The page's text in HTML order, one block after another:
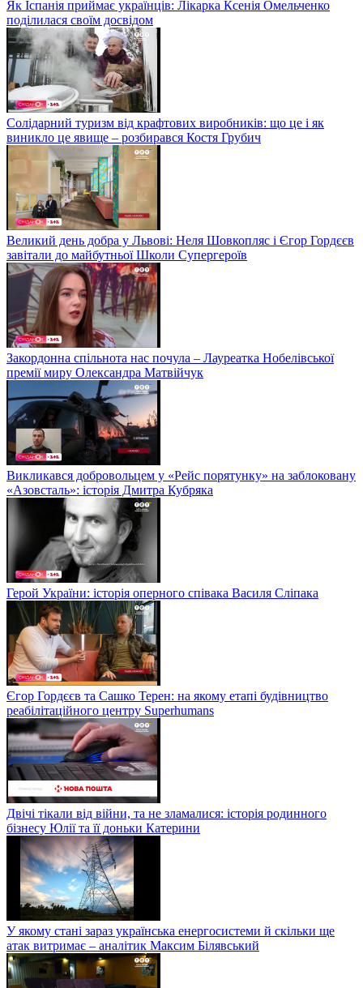
Як Іспанія приймає українців: Лікарка Ксенія Омельченко
поділилася своїм досвідом
Солідарний туризм від крафтових виробників: що це і як
виникло це явище – розбирався Костя Грубич
Великий день добра у Львові: Неля Шовкопляс і Єгор Гордєєв
завітали до майбутньої Школи Супергероїв
Закордонна спільнота нас почула – Лауреатка Нобелівської
премії миру Олександра Матвійчук
Викликався добровольцем у «Рейс порятунку» на заблоковану
«Азовсталь»: історія Дмитра Кубряка
Герой України: історія оперного співака Василя Сліпака
Єгор Гордєєв та Сашко Терен: на якому етапі будівництво
реабілітаційного центру Superhumans
Двічі тікали від війни, та не зламалися: історія родинного
бізнесу Юлії та її доньки Катерини
У якому стані зараз українська енергосистеми й скільки ще
атак витримає – аналітик Максим Білявський